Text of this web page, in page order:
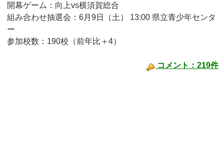
開幕ゲーム：向上vs横須賀総合
組み合わせ抽選会：6月9日（土） 13:00 県立青少年センタ
ー
参加校数：190校（前年比＋4）
コメント：219件